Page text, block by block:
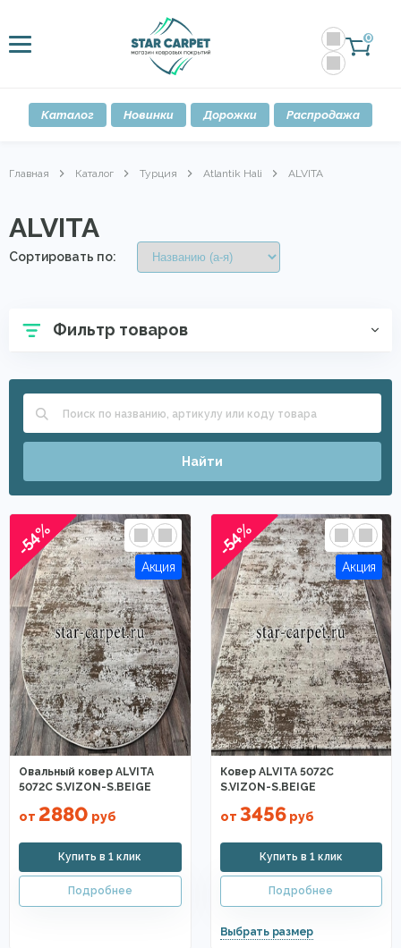
0
Каталог Новинки Дорожки Распродажа
Главная Каталог Турция Atlantik Hali ALVITA
ALVITA
Сортировать по:
Фильтр товаров
Найти
-54%
Овальный ковер ALVITA
5072C S.VIZON-S.BEIGE
от 2880 руб
-54%
Ковер ALVITA 5072C
S.VIZON-S.BEIGE
от 3456руб